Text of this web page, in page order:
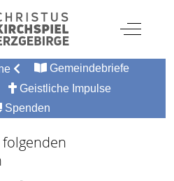
Off-
Gemeindebriefe
Geistliche Impulse
Spenden